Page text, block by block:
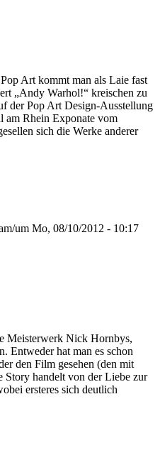
Art kommt man als Laie fast
„Andy Warhol!“ kreischen zu
der Pop Art Design-Ausstellung
am Rhein Exponate vom
sich die Werke anderer
um Mo, 08/10/2012 - 10:17
Meisterwerk Nick Hornbys,
Entweder hat man es schon
den Film gesehen (den mit
Story handelt von der Liebe zur
ersteres sich deutlich